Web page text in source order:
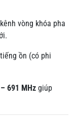
vòng khóa pha
ồn (có phi
691 MHz giúp